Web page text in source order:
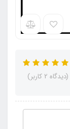
(دیدگاه 2 کاربر)